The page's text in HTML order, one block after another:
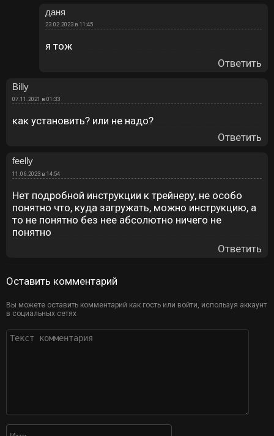
даня
23.02.2023 в 11:45
я тож
Ответить
Billy
07.11.2021 в 01:33
как установить? или не надо?
Ответить
feelly
11.06.2023 в 14:54
Нет подробной инструкции к трейнеру, не особо
понятно что, куда загружать, можно инструкцию, а
то не понятно без нее абсолютно ничего не
понятно
Ответить
Оставить комментарий
Вы можете оставить комментарий как гость или войти, используя аккаунт
в социальных сетях